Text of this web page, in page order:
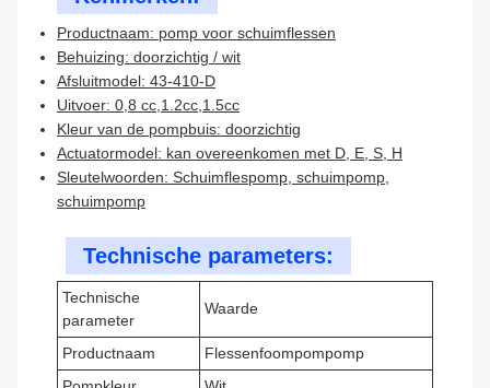
Productnaam: pomp voor schuimflessen
Behuizing: doorzichtig / wit
Afsluitmodel: 43-410-D
Uitvoer: 0,8 cc,1.2cc,1.5cc
Kleur van de pompbuis: doorzichtig
Actuatormodel: kan overeenkomen met D, E, S, H
Sleutelwoorden: Schuimflespomp, schuimpomp,
schuimpomp
Technische parameters:
Technische
parameter
Waarde
Productnaam
Flessenfoompompomp